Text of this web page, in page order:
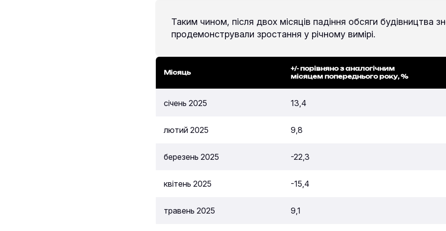
Таким чином, після двох місяців падіння обсяги будівництва
продемонстрували зростання у річному вимірі.
Місяць
+/- порівняно з аналогічним
місяцем попереднього року, %
січень 2025 13,4
лютий 2025 9,8
березень 2025 -22,3
квітень 2025 -15,4
травень 2025 9,1